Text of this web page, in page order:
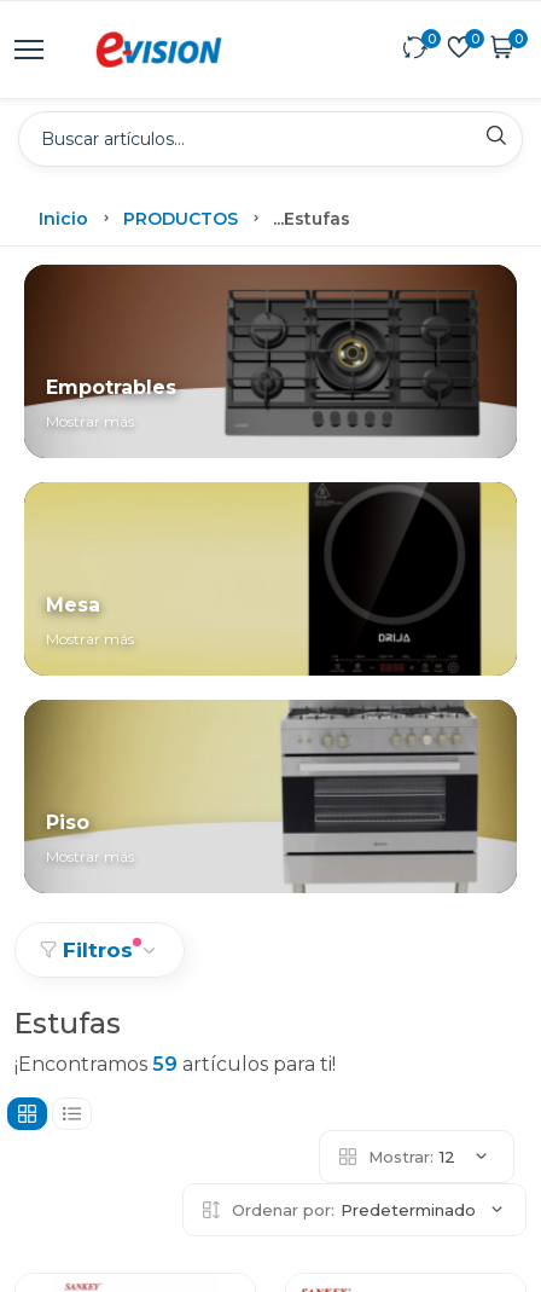
0 0 0
Inicio PRODUCTOS ...Estufas
Empotrables
Mostrar más
Mesa
Mostrar más
Piso
Mostrar más
Filtros
Estufas
¡Encontramos 59 artículos para ti!
Mostrar: 12
Ordenar por: Predeterminado